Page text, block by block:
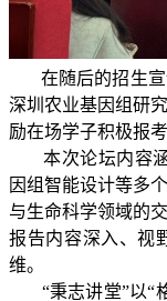
在随后的招生宣
深圳农业基因组研
励在场学子积极报
本次论坛内容涵
因组智能设计等多
与生命科学领域的
报告内容深入、视
维。
“秉志讲堂”以“格